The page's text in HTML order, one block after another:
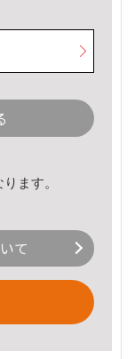
ます。
て